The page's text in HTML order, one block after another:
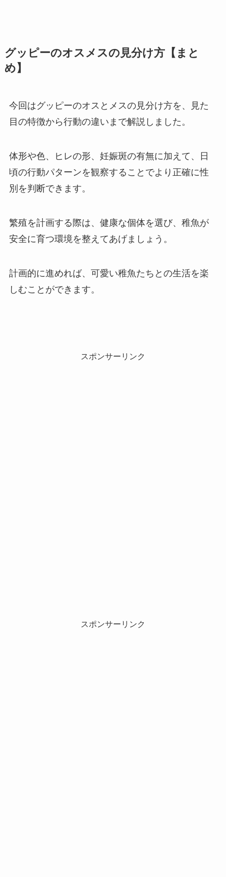
グッピーのオスメスの見分け方【まと
め】
今回はグッピーのオスとメスの見分け方を、見た
目の特徴から行動の違いまで解説しました。
体形や色、ヒレの形、妊娠斑の有無に加えて、日
頃の行動パターンを観察することでより正確に性
別を判断できます。
繁殖を計画する際は、健康な個体を選び、稚魚が
安全に育つ環境を整えてあげましょう。
計画的に進めれば、可愛い稚魚たちとの生活を楽
しむことができます。
スポンサーリンク
スポンサーリンク